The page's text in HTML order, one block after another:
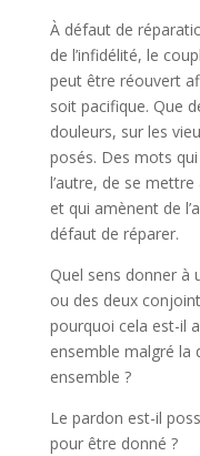
À défaut de
de l’infidélité, le
peut être réouvert
soit pacifique. Que
douleurs, sur les
posés. Des mots
l’autre, de se
et qui amènent de
défaut de réparer.
Quel sens donner à
ou des deux
pourquoi cela est-il
ensemble malgré la
ensemble ?
Le pardon est-il
pour être donné ?